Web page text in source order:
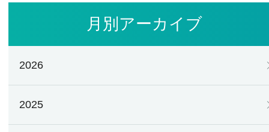
月別アーカイブ
2026
2025